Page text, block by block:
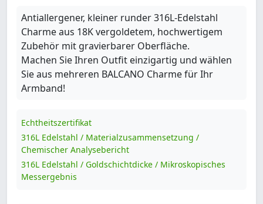
Antiallergener, kleiner runder 316L-Edelstahl
Charme aus 18K vergoldetem, hochwertigem
Zubehör mit gravierbarer Oberfläche.
Machen Sie Ihren Outfit einzigartig und wählen
Sie aus mehreren BALCANO Charme für Ihr
Armband!
Echtheitszertifikat
316L Edelstahl / Materialzusammensetzung /
Chemischer Analysebericht
316L Edelstahl / Goldschichtdicke / Mikroskopisches
Messergebnis